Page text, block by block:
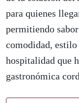
para quienes
permitiendo
comodidad,
hospitalidad que
gastronómica